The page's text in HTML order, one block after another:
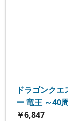
ドラゴンク
ー 竜王 ～40
￥6,847